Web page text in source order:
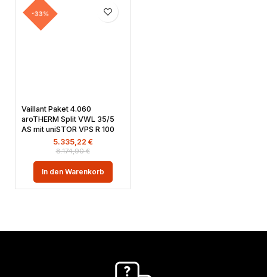
-33%
Vaillant Paket 4.060
aroTHERM Split VWL 35/5
AS mit uniSTOR VPS R 100
8.174,90€
5.335,22 €
In den Warenkorb